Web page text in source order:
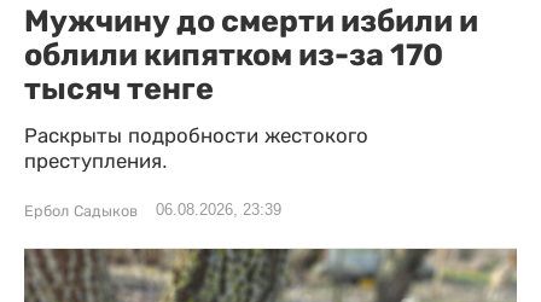
Мужчину до смерти избили и
облили кипятком из-за 170
тысяч тенге
Раскрыты подробности жестокого
преступления.
Ербол Садыков 06.08.2026, 23:39